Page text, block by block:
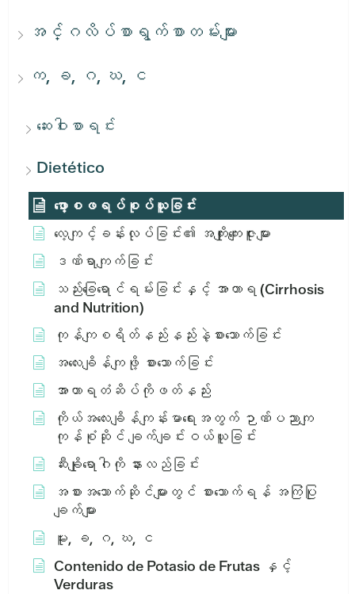
အင်္ဂလိပ်စာရွက်စာတမ်းများ
က, ခ, ဂ, ဃ, င
ဆေးဝါးစာရင်း
Dietético
ဖော့စဖရပ်စုပ်ယူခြင်း
လေ့ကျင့်ခန်းလုပ်ခြင်း၏ အကျိုးကျေးဇူးများ
ဒဏ်ရာကျက်ခြင်း
သည်းခြေရောင်ရမ်းခြင်းနှင့် အာဟာရ (Cirrhosis
and Nutrition)
ကုန်ကျစရိတ်နည်းနည်းနဲ့စားသောက်ခြင်း
အလေးချိန်ကျဖို့ စားသောက်ခြင်း
အာဟာရတံဆိပ်ကိုဖတ်နည်း
ကိုယ်အလေးချိန်ကျန်းမာရေးအတွက် ဉာဏ်ပညာကျ
ကုန်စုံဆိုင် ချက်ချင်းဝယ်ယူခြင်း
ဆီးချိုရောဂါကို နားလည်ခြင်း
အစားအသောက်ဆိုင်များတွင် စားသောက်ရန် အကြံပြု
ချက်များ
မူး, ခ, ဂ, ဃ, င
Contenido de Potasio de Frutas နှင့်
Verduras